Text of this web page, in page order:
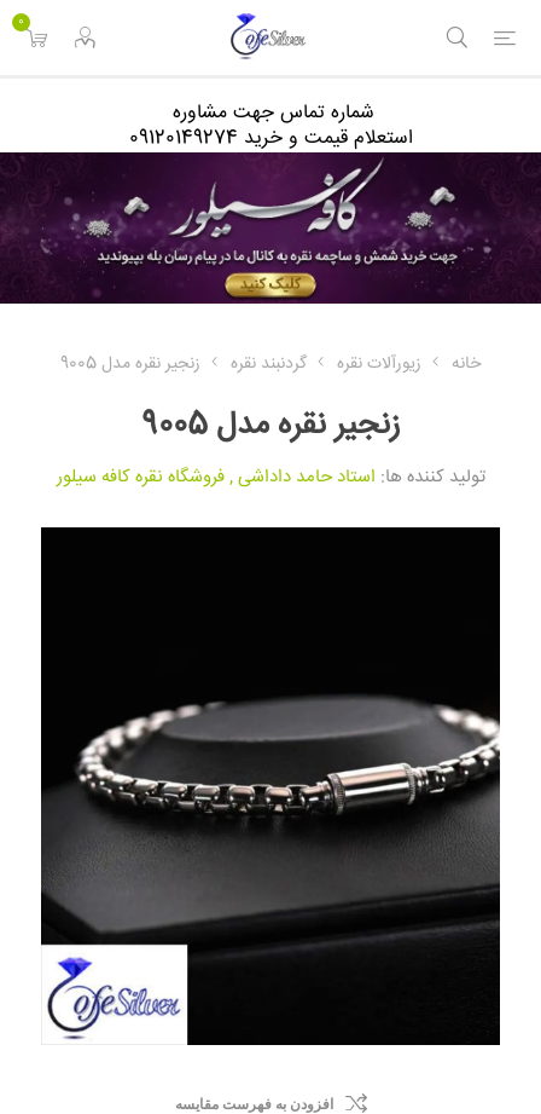
0
شماره تماس جهت مشاوره
استعلام قیمت و خرید 09120149274
خانه زیورآلات نقره گردنبند نقره زنجیر نقره مدل 9005
زنجیر نقره مدل 9005
تولید کننده ها: استاد حامد داداشی,فروشگاه نقره کافه سیلور
افزودن به فهرست مقایسه